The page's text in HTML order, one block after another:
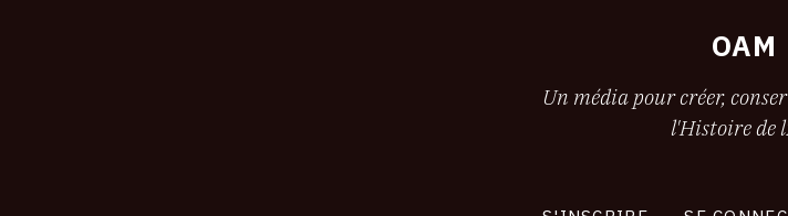
OAM
Un média pour créer,
l'Histoire de